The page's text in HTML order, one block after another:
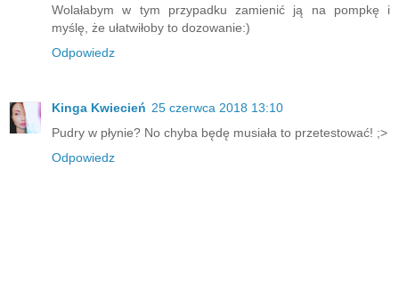
Wolałabym w tym przypadku zamienić ją na pompkę i
myślę, że ułatwiłoby to dozowanie:)
Odpowiedz
Kinga Kwiecień 25 czerwca 2018 13:10
Pudry w płynie? No chyba będę musiała to przetestować! ;>
Odpowiedz